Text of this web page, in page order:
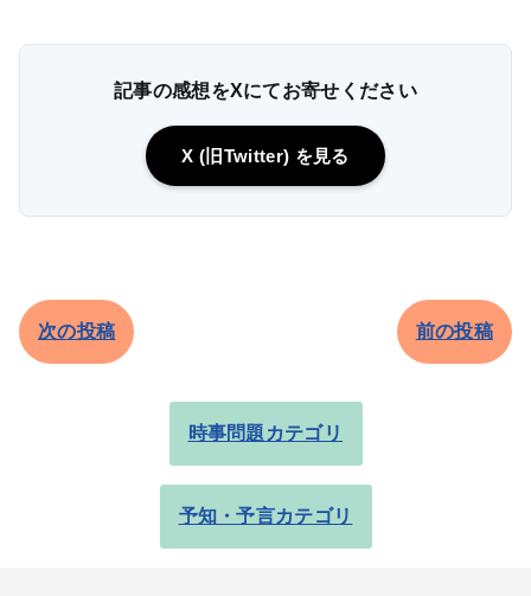
記事の感想をXにてお寄せください
X (旧Twitter) を見る
次の投稿 前の投稿
時事問題カテゴリ
予知・予言カテゴリ